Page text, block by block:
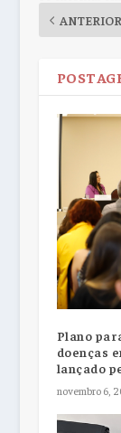
ANTERIOR
Plano
doenças
lançado
novembro 6,